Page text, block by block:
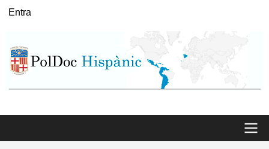
Vés
User
Entra